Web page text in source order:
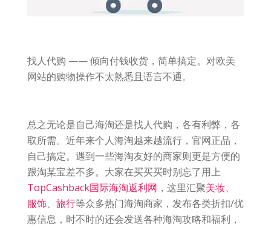
找人代购 —— 倾向付钱收货，简单搞定。对欧美
网站的购物操作不太熟悉且语言不通。
总之无论是自己海淘还是找人代购，各有利弊，各
取所需。近年来个人海淘越来越流行，官网正品，
自己搞定。遇到一些海淘友好的商家则更是方便的
跟淘某宝差不多。大家在买买买时别忘了用上
TopCashback国际海淘返利网 ，这里汇聚美妆、
服饰、 旅行等众多热门海淘商家，发布各类折扣/优
惠信息，时不时的还会发送各种海淘攻略和福利，